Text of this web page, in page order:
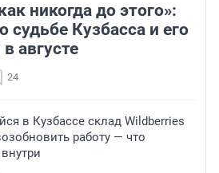
никогда до этого»:
судьбе Кузбасса и его
августе
24
в Кузбассе склад Wildberries
работу — что